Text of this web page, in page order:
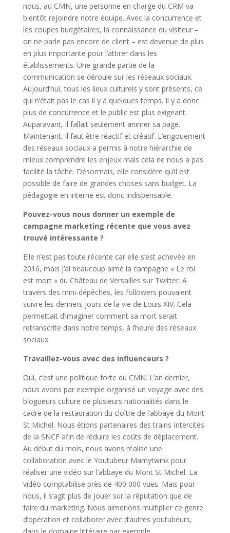
nous, au CMN, une personne en charge du CRM va
bientôt rejoindre notre équipe. Avec la concurrence et
les coupes budgétaires, la connaissance du visiteur –
on ne parle pas encore de client – est devenue de plus
en plus importante pour l’attirer dans les
établissements. Une grande partie de la
communication se déroule sur les réseaux sociaux.
Aujourd’hui, tous les lieux culturels y sont présents, ce
qui n’était pas le cas il y a quelques temps. Il y a donc
plus de concurrence et le public est plus exigeant.
Auparavant, il fallait seulement animer sa page.
Maintenant, il faut être réactif et créatif. L’engouement
des réseaux sociaux a permis à notre hiérarchie de
mieux comprendre les enjeux mais cela ne nous a pas
facilité la tâche. Désormais, elle considère qu’il est
possible de faire de grandes choses sans budget. La
pédagogie en interne est donc indispensable.
Pouvez-vous nous donner un exemple de
campagne marketing récente que vous avez
trouvé intéressante ?
Elle n’est pas toute récente car elle s’est achevée en
2016, mais j’ai beaucoup aimé la campagne « Le roi
est mort » du Château de Versailles sur Twitter. A
travers des mini-dépêches, les followers pouvaient
suivre les derniers jours de la vie de Louis XIV. Cela
permettait d’imaginer comment sa mort serait
retranscrite dans notre temps, à l’heure des réseaux
sociaux.
Travaillez-vous avec des influenceurs ?
Oui, c’est une politique forte du CMN. L’an dernier,
nous avons par exemple organisé un voyage avec des
blogueurs culture de plusieurs nationalités dans le
cadre de la restauration du cloître de l’abbaye du Mont
St Michel. Nous étions partenaires des trains Intercités
de la SNCF afin de réduire les coûts de déplacement.
Au début du mois, nous avons réalisé une
collaboration avec le Youtubeur Mamytwink pour
réaliser une vidéo sur l’abbaye du Mont St Michel. La
vidéo comptabilise près de 400 000 vues. Mais pour
nous, il s’agit plus de jouer sur la réputation que de
faire du marketing. Nous aimerions multiplier ce genre
d’opération et collaborer avec d’autres youtubeurs,
dans le domaine littéraire par exemple.